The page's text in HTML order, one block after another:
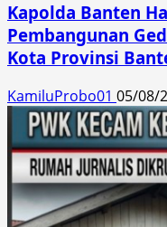
Kapolda Banten
Pembangunan
Kota Provinsi
KamiluProbo01 05/08/